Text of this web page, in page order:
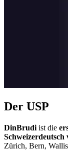
Der USP
DinBrudi ist die
Schweizerdeutsch
Zürich, Bern,